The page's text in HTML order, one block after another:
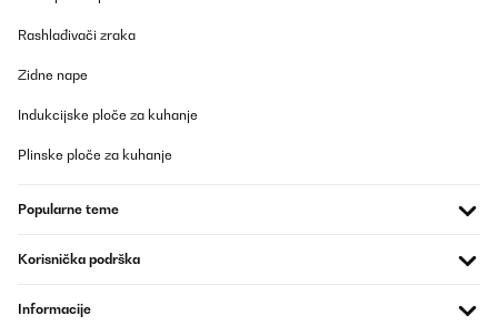
Rashlađivači zraka
Zidne nape
Indukcijske ploče za kuhanje
Plinske ploče za kuhanje
Popularne teme
Korisnička podrška
Informacije